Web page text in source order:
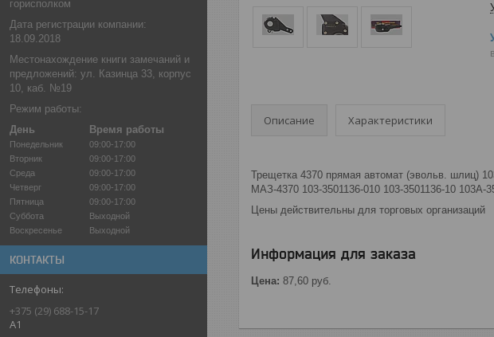
горисполком
Дата регистрации компании:
18.09.2018
Местонахождение книги замечаний и
предложений: ул. Казинца 33, корпус
10, каб. №19
Режим работы:
День
Время работы
Понедельник
09:00-17:00
Вторник
09:00-17:00
Среда
09:00-17:00
Четверг
09:00-17:00
Пятница
09:00-17:00
Суббота
Выходной
Воскресенье
Выходной
КОНТАКТЫ
+375 (29) 688-15-17
А1
Описание Характеристики
Трещетка 4370 прямая автомат (эвольв. шлиц)
МАЗ-4370 103-3501136-010 103-3501136-10 103А-
Цены действительны для торговых организаций
Информация для заказа
Цена: 87,60 руб.